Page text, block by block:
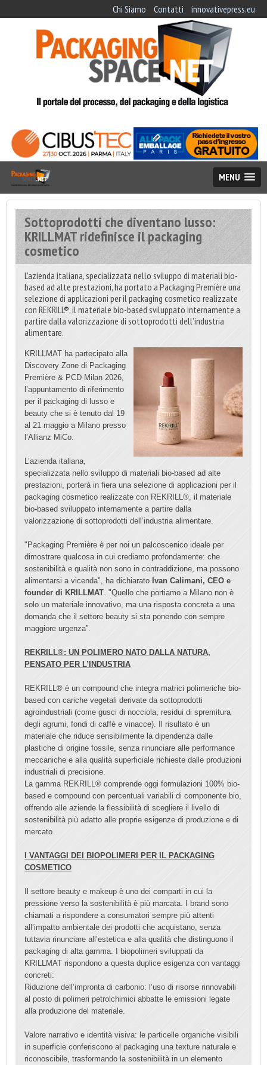
Chi Siamo Contatti innovativepress.eu
MENU
Sottoprodotti che diventano lusso:
KRILLMAT ridefinisce il packaging
cosmetico
L'azienda italiana, specializzata nello sviluppo di materiali bio-
based ad alte prestazioni, ha portato a Packaging Première una
selezione di applicazioni per il packaging cosmetico realizzate
con REKRILL®, il materiale bio-based sviluppato internamente a
partire dalla valorizzazione di sottoprodotti dell’industria
alimentare.
KRILLMAT ha partecipato alla
Discovery Zone di Packaging
Première & PCD Milan 2026,
l’appuntamento di riferimento
per il packaging di lusso e
beauty che si è tenuto dal 19
al 21 maggio a Milano presso
l’Allianz MiCo.
L’azienda italiana,
specializzata nello sviluppo di materiali bio-based ad alte
prestazioni, porterà in fiera una selezione di applicazioni per il
packaging cosmetico realizzate con REKRILL®, il materiale
bio-based sviluppato internamente a partire dalla
valorizzazione di sottoprodotti dell’industria alimentare.
"Packaging Première è per noi un palcoscenico ideale per
dimostrare qualcosa in cui crediamo profondamente: che
sostenibilità e qualità non sono in contraddizione, ma possono
alimentarsi a vicenda", ha dichiarato Ivan Calimani, CEO e
founder di KRILLMAT . "Quello che portiamo a Milano non è
solo un materiale innovativo, ma una risposta concreta a una
domanda che il settore beauty si sta ponendo con sempre
maggiore urgenza”.
REKRILL®: UN POLIMERO NATO DALLA NATURA,
PENSATO PER L’INDUSTRIA
REKRILL® è un compound che integra matrici polimeriche bio-
based con cariche vegetali derivate da sottoprodotti
agroindustriali (come gusci di nocciola, residui di spremitura
degli agrumi, fondi di caffè e vinacce). Il risultato è un
materiale che riduce sensibilmente la dipendenza dalle
plastiche di origine fossile, senza rinunciare alle performance
meccaniche e alla qualità superficiale richieste dalle produzioni
industriali di precisione.
La gamma REKRILL® comprende oggi formulazioni 100% bio-
based e compound con percentuali variabili di componente bio,
offrendo alle aziende la flessibilità di scegliere il livello di
sostenibilità più adatto alle proprie esigenze di produzione e di
mercato.
I VANTAGGI DEI BIOPOLIMERI PER IL PACKAGING
COSMETICO
Il settore beauty e makeup è uno dei comparti in cui la
pressione verso la sostenibilità è più marcata. I brand sono
chiamati a rispondere a consumatori sempre più attenti
all’impatto ambientale dei prodotti che acquistano, senza
tuttavia rinunciare all’estetica e alla qualità che distinguono il
packaging di alta gamma. I biopolimeri sviluppati da
KRILLMAT rispondono a questa duplice esigenza con vantaggi
concreti:
Riduzione dell’impronta di carbonio: l’uso di risorse rinnovabili
al posto di polimeri petrolchimici abbatte le emissioni legate
alla produzione del materiale.
Valore narrativo e identità visiva: le particelle organiche visibili
in superficie conferiscono al packaging una texture naturale e
riconoscibile, trasformando la sostenibilità in un elemento